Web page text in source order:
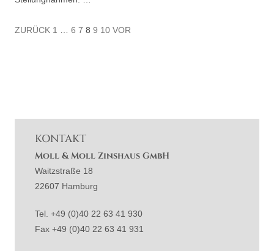
ZURÜCK 1 … 6 7 8 9 10 VOR
KONTAKT
Moll & Moll Zinshaus GmbH
Waitzstraße 18
22607 Hamburg
Tel. +49 (0)40 22 63 41 930
Fax +49 (0)40 22 63 41 931